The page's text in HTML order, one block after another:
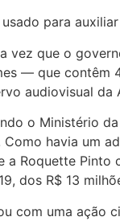
para
vez que o
— que contêm
audiovisual da
o Ministério
Como havia um
Roquette
dos R$ 13
com uma